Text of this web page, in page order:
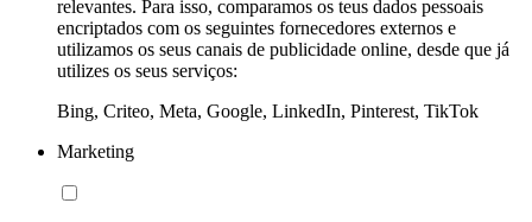
relevantes. Para isso, comparamos os teus dados pessoais
encriptados com os seguintes fornecedores externos e
utilizamos os seus canais de publicidade online, desde que já
utilizes os seus serviços:
Bing, Criteo, Meta, Google, LinkedIn, Pinterest, TikTok
Marketing